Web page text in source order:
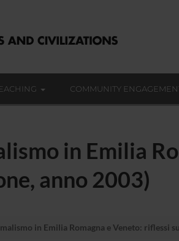
COMMUNITY
in Emilia
anno 2003)
in Emilia Romagna e Veneto: riflessi